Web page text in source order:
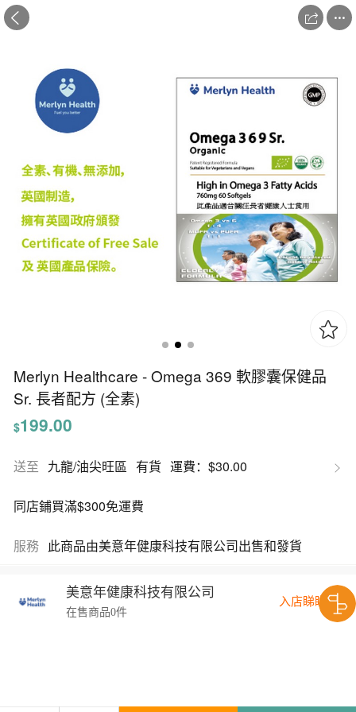
 

Merlyn Healthcare - Omega 369 軟膠囊保健品
Sr. 長者配方 (全素)
$199.00
送至 九龍/油尖旺區 有貨 運費：$30.00
同店鋪買滿$300免運費
服務 此商品由美意年健康科技有限公司出售和發貨
美意年健康科技有限公司
在售商品0件
入店睇睇